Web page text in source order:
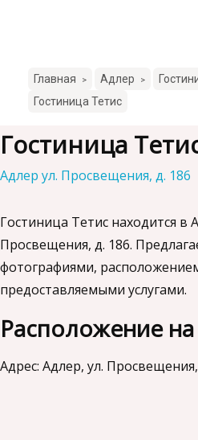
Главная > Адлер >
Гостиница Тетис
Гостиница
Адлер ул. Просвещения, д. 186
Гостиница Тетис находится в
Просвещения, д. 186.
фотографиями,
предоставляемыми услугами.
Расположение на
Адрес: Адлер, ул.